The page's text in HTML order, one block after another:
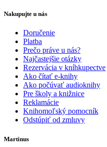
Nakupujte u nás
Doručenie
Platba
Prečo práve u nás?
Najčastejšie otázky
Rezervácia v kníhkupectve
Ako čítať e-knihy
Ako počúvať audioknihy
Pre školy a knižnice
Reklamácie
Knihomoľský pomocník
Odstúpiť od zmluvy
Martinus